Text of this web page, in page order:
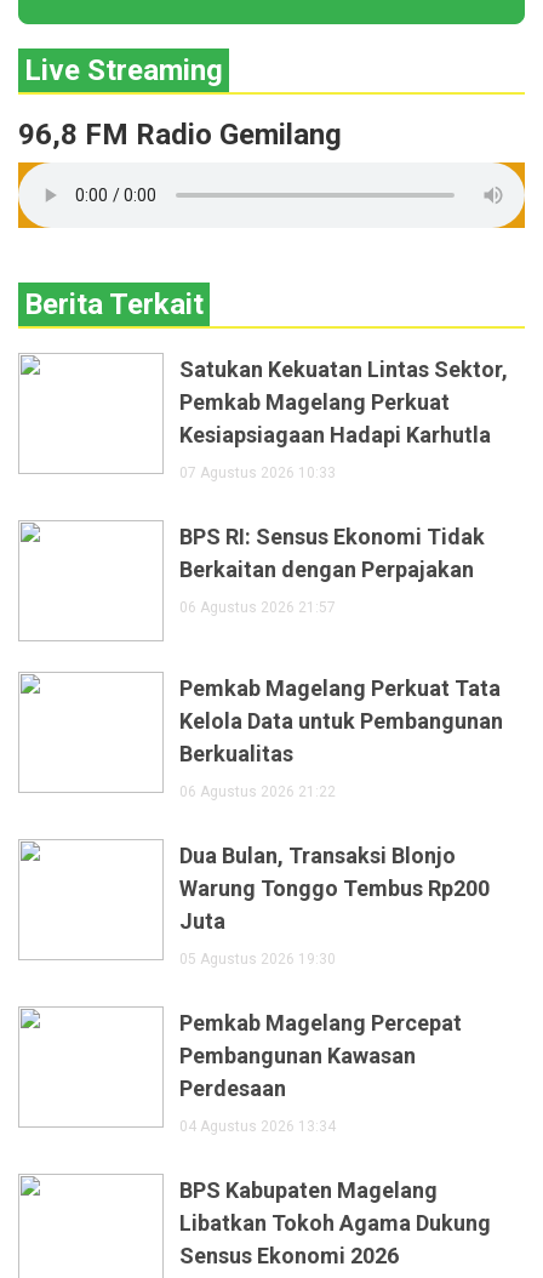
Live Streaming
96,8 FM Radio Gemilang
Berita Terkait
Satukan Kekuatan Lintas Sektor,
Pemkab Magelang Perkuat
Kesiapsiagaan Hadapi Karhutla
07 Agustus 2026 10:33
BPS RI: Sensus Ekonomi Tidak
Berkaitan dengan Perpajakan
06 Agustus 2026 21:57
Pemkab Magelang Perkuat Tata
Kelola Data untuk Pembangunan
Berkualitas
06 Agustus 2026 21:22
Dua Bulan, Transaksi Blonjo
Warung Tonggo Tembus Rp200
Juta
05 Agustus 2026 19:30
Pemkab Magelang Percepat
Pembangunan Kawasan
Perdesaan
04 Agustus 2026 13:34
BPS Kabupaten Magelang
Libatkan Tokoh Agama Dukung
Sensus Ekonomi 2026